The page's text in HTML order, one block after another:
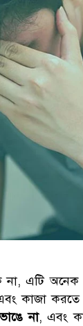
এটি
কাজা করতে
না, এবং